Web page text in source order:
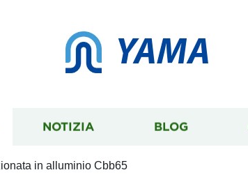
YAMA
NOTIZIA BLOG
in alluminio Cbb65